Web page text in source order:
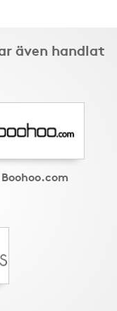
även handlat
Boohoo.com